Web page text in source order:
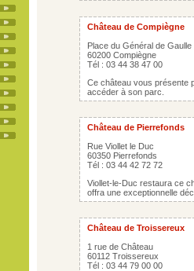
Château de Compiègne
Place du Général de Gaulle
60200 Compiègne
Tél : 03 44 38 47 00
Ce château vous présente
accéder à son parc.
Château de Pierrefonds
Rue Viollet le Duc
60350 Pierrefonds
Tél : 03 44 42 72 72
Viollet-le-Duc restaura ce
offra une exceptionnelle
Château de Troissereux
1 rue de Château
60112 Troissereux
Tél : 03 44 79 00 00